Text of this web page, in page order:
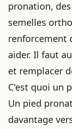
pronation,
semelles
renforcement
aider. Il faut
et remplacer
C'est quoi un
Un pied
davantage